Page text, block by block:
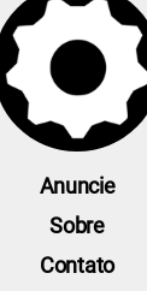
Anuncie
Sobre
Contato